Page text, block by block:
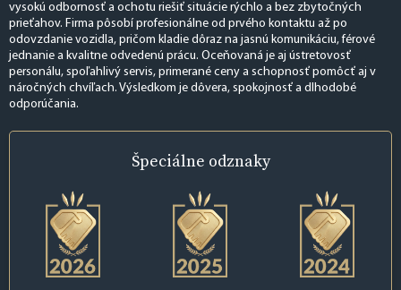
vysokú odbornosť a ochotu riešiť situácie rýchlo a bez zbytočných
prieťahov. Firma pôsobí profesionálne od prvého kontaktu až po
odovzdanie vozidla, pričom kladie dôraz na jasnú komunikáciu, férové
jednanie a kvalitne odvedenú prácu. Oceňovaná je aj ústretovosť
personálu, spoľahlivý servis, primerané ceny a schopnosť pomôcť aj v
náročných chvíľach. Výsledkom je dôvera, spokojnosť a dlhodobé
odporúčania.
Špeciálne odznaky